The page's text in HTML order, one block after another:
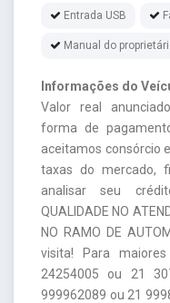
Entrada USB
Manual do
Informações do
Valor real
forma de
aceitamos consórcio
taxas do mercado,
analisar seu
QUALIDADE NO
NO RAMO DE
visita! Para
24254005 ou 21
999962089 ou 21